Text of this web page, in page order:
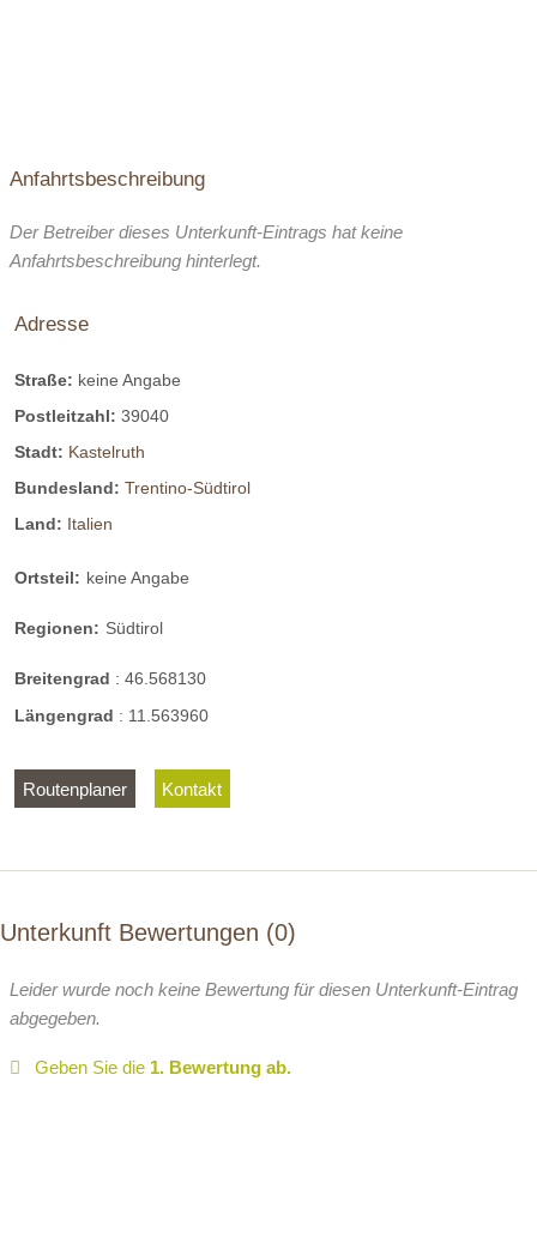
Anfahrtsbeschreibung
Der Betreiber dieses Unterkunft-Eintrags hat keine
Anfahrtsbeschreibung hinterlegt.
Adresse
Straße: keine Angabe
Postleitzahl: 39040
Stadt: Kastelruth
Bundesland: Trentino-Südtirol
Land: Italien
Ortsteil: keine Angabe
Regionen: Südtirol
Breitengrad : 46.568130
Längengrad : 11.563960
Routenplaner Kontakt
Unterkunft Bewertungen 0
Leider wurde noch keine Bewertung für diesen Unterkunft-Eintrag
abgegeben.
Geben Sie die 1. Bewertung ab.